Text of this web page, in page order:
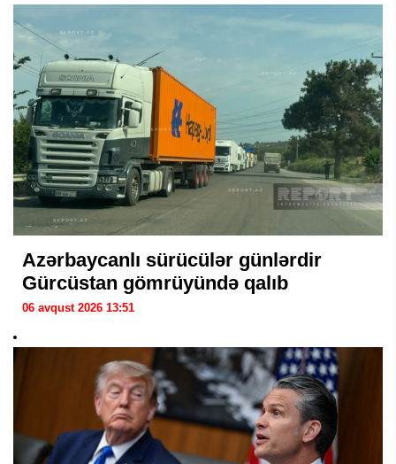
Azərbaycanlı sürücülər günlərdir
Gürcüstan gömrüyündə qalıb
06 avqust 2026 13:51